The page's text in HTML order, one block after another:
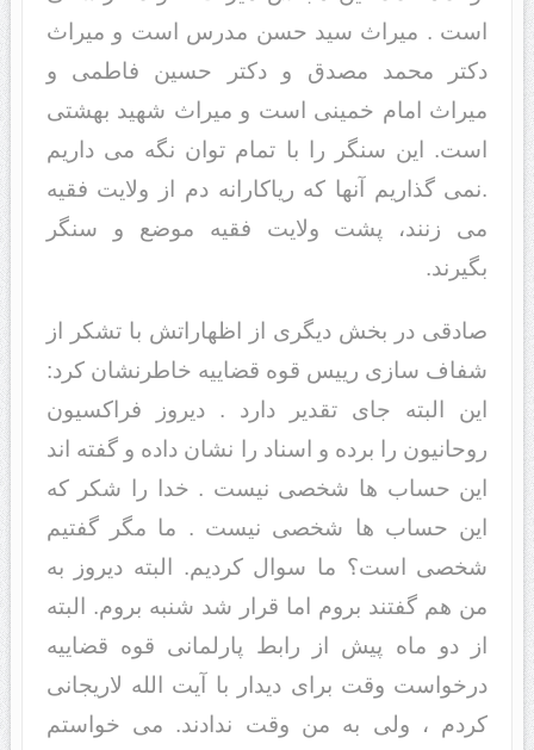
است . میراث سید حسن مدرس است و میراث
دکتر محمد مصدق و دکتر حسین فاطمی و
میراث امام خمینی است و میراث شهید بهشتی
است. این سنگر را با تمام توان نگه می داریم
.نمی گذاریم آنها که ریاکارانه دم از ولایت فقیه
می زنند، پشت ولایت فقیه موضع و سنگر
بگیرند.
صادقی در بخش دیگری از اظهاراتش با تشکر از
شفاف سازی رییس قوه قضاییه خاطرنشان کرد:
این البته جای تقدیر دارد . دیروز فراکسیون
روحانیون را برده و اسناد را نشان داده و گفته اند
این حساب ها شخصی نیست . خدا را شکر که
این حساب ها شخصی نیست . ما مگر گفتیم
شخصی است؟ ما سوال کردیم. البته دیروز به
من هم گفتند بروم اما قرار شد شنبه بروم. البته
از دو ماه پیش از رابط پارلمانی قوه قضاییه
درخواست وقت برای دیدار با آیت الله لاریجانی
کردم ، ولی به من وقت ندادند. می خواستم